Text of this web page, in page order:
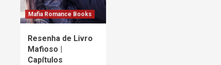
Mafia Romance Books
Resenha de Livro
Mafioso |
Capítulos